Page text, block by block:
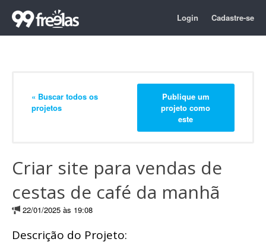
Login Cadastre-se
« Buscar todos os
projetos
Publique um
projeto como
este
Criar site para vendas de
cestas de café da manhã
22/01/2025 às 19:08
Descrição do Projeto: